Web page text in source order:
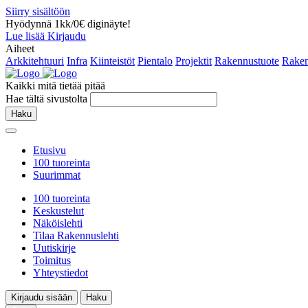
Siirry sisältöön
Hyödynnä 1kk/0€ diginäyte!
Lue lisää Kirjaudu
Aiheet
Arkkitehtuuri Infra Kiinteistöt Pientalo Projektit Rakennustuote
Kaikki mitä tietää pitää
Hae tältä sivustolta
Haku
Etusivu
100 tuoreinta
Suurimmat
100 tuoreinta
Keskustelut
Näköislehti
Tilaa Rakennuslehti
Uutiskirje
Toimitus
Yhteystiedot
Kirjaudu sisään
Haku